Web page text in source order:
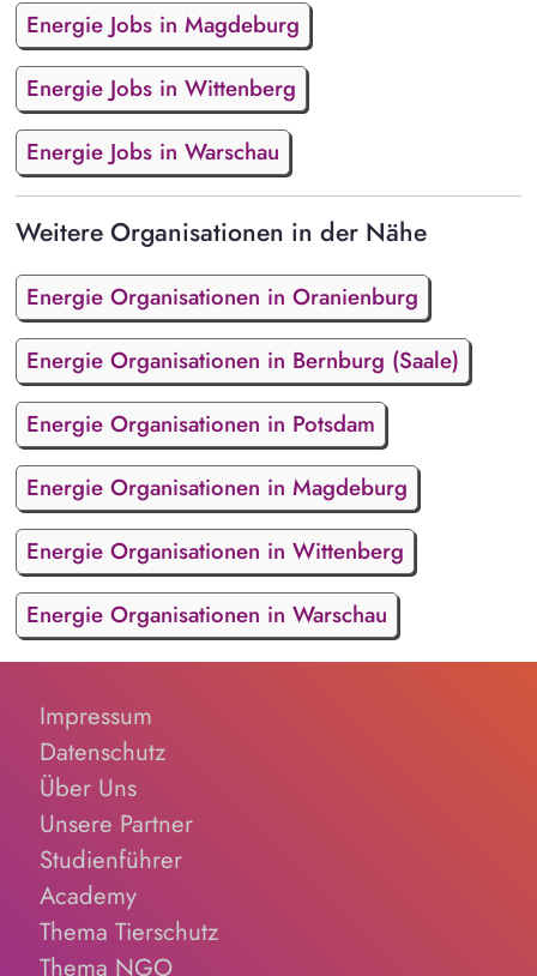
Energie Jobs in Magdeburg
Energie Jobs in Wittenberg
Energie Jobs in Warschau
Weitere Organisationen in der Nähe
Energie Organisationen in Oranienburg
Energie Organisationen in Bernburg (Saale)
Energie Organisationen in Potsdam
Energie Organisationen in Magdeburg
Energie Organisationen in Wittenberg
Energie Organisationen in Warschau
Impressum
Datenschutz
Über Uns
Unsere Partner
Studienführer
Academy
Thema Tierschutz
Thema NGO